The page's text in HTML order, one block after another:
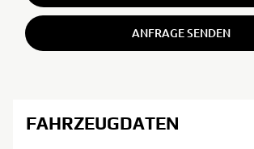
ANFRAGE SENDEN
FAHRZEUGDATEN